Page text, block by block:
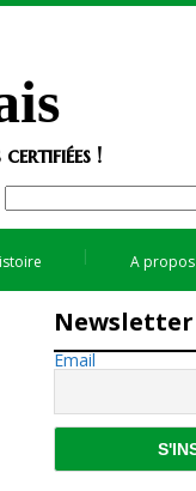
!
A propos
Newsletter
Email